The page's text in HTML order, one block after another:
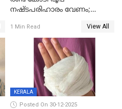
നഷ്ടപരിഹാരം വേണം;
നോട്ടീസയച്ച് ഉമാ തോമസ്
1 Min Read View All
KERALA
Posted On 30-12-2025